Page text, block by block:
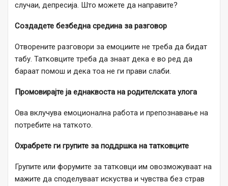
случаи, депресија. Што можете да направите?
Создадете безбедна средина за разговор
Отворените разговори за емоциите не треба да бидат
табу. Татковците треба да знаат дека е во ред да
бараат помош и дека тоа не ги прави слаби.
Промовирајте ја еднаквоста на родителската улога
Ова вклучува емоционална работа и препознавање на
потребите на таткото.
Охрабрете ги групите за поддршка на татковците
Групите или форумите за татковци им овозможуваат на
мажите да споделуваат искуства и чувства без страв